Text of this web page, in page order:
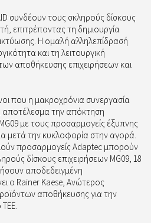
συνδέουν τους σκληρούς δίσκους
επιτρέποντας τη δημιουργία
Η ομαλή αλληλεπίδρασή
και τη λειτουργική
αποθήκευσης επιχειρήσεων και
που η μακροχρόνια συνεργασία
αποτέλεσμα την απόκτηση
με τους προσαρμογείς έξυπνης
μετά την κυκλοφορία στην αγορά.
προσαρμογείς Adaptec μπορούν
δίσκους επιχειρήσεων MG09, 18
αποδεδειγμένη
ο Rainer Kaese, Ανώτερος
αποθήκευσης για την